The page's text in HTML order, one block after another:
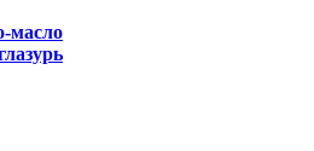
масло